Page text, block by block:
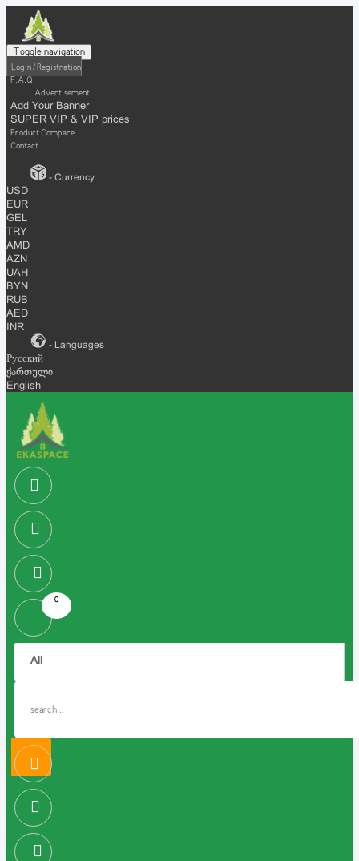
Toggle navigation
Login / Registration
F.A.Q
Advertisement
Add Your Banner
SUPER VIP & VIP prices
Product Compare
Contact
- Currency
USD
EUR
GEL
TRY
AMD
AZN
UAH
BYN
RUB
AED
INR
- Languages
Русский
ქართული
English
0